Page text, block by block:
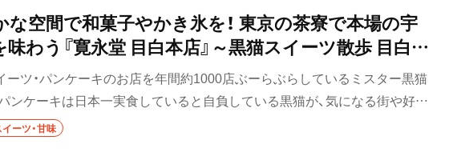
な空間で和菓子やかき氷を！ 東京の茶寮で本場の宇
わう『寛永堂 目白本店』～黒猫スイーツ散歩 目白編
ーツ・パンケーキのお店を年間約1000店ぶーらぶらしているミスター黒猫
ンケーキは日本一実食していると自負している黒猫が、気になる街や好き
ておすすめのお店を紹介していきます。今回は、そんな黒猫スイーツ散歩
ーツ・甘味